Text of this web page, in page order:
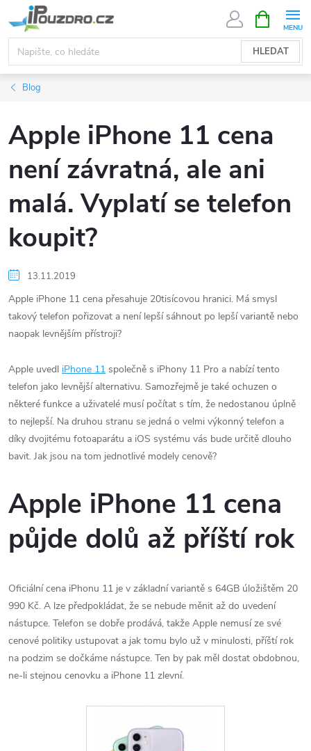
na
obsah
HLEDAT
NÁKUPNÍ
KOŠÍK
Blog
Apple iPhone 11 cena
není závratná, ale ani
malá. Vyplatí se telefon
koupit?
13.11.2019
Apple iPhone 11 cena přesahuje 20tisícovou hranici. Má smysl
takový telefon pořizovat a není lepší sáhnout po lepší variantě nebo
naopak levnějším přístroji?
Apple uvedl iPhone 11 společně s iPhony 11 Pro a nabízí tento
telefon jako levnější alternativu. Samozřejmě je také ochuzen o
některé funkce a uživatelé musí počítat s tím, že nedostanou úplně
to nejlepší. Na druhou stranu se jedná o velmi výkonný telefon a
díky dvojitému fotoaparátu a iOS systému vás bude určitě dlouho
bavit. Jak jsou na tom jednotlivé modely cenově?
Apple iPhone 11 cena
půjde dolů až příští rok
Oficiální cena iPhonu 11 je v základní variantě s 64GB úložištěm 20
990 Kč. A lze předpokládat, že se nebude měnit až do uvedení
nástupce. Telefon se dobře prodává, takže Apple nemusí ze své
cenové politiky ustupovat a jak tomu bylo už v minulosti, příští rok
na podzim se dočkáme nástupce. Ten by pak měl dostat obdobnou,
ne-li stejnou cenovku a iPhone 11 zlevní.